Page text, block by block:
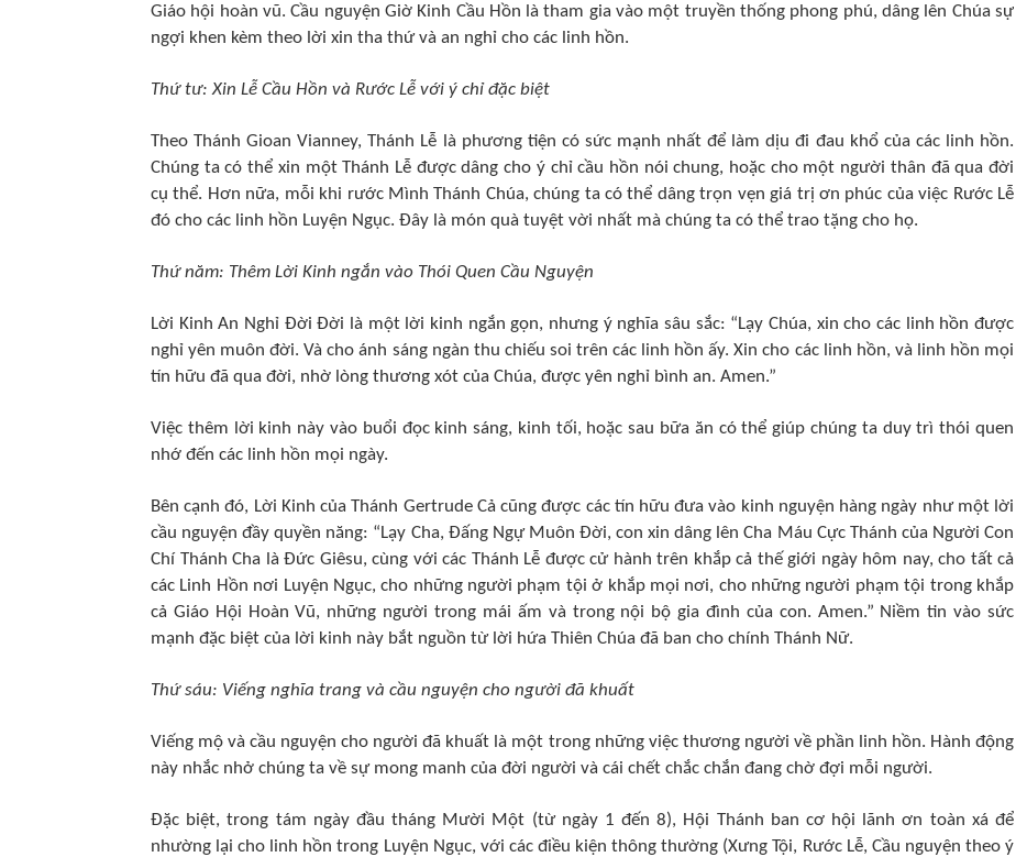
Giáo hội hoàn vũ. Cầu nguyện Giờ Kinh Cầu Hồn là tham gia vào một truyền thống phong phú, dâng lên Chúa sự
ngợi khen kèm theo lời xin tha thứ và an nghỉ cho các linh hồn.
Thứ tư: Xin Lễ Cầu Hồn và Rước Lễ với ý chỉ đặc biệt
Theo Thánh Gioan Vianney, Thánh Lễ là phương tiện có sức mạnh nhất để làm dịu đi đau khổ của các linh hồn.
Chúng ta có thể xin một Thánh Lễ được dâng cho ý chỉ cầu hồn nói chung, hoặc cho một người thân đã qua đời
cụ thể. Hơn nữa, mỗi khi rước Mình Thánh Chúa, chúng ta có thể dâng trọn vẹn giá trị ơn phúc của việc Rước Lễ
đó cho các linh hồn Luyện Ngục. Đây là món quà tuyệt vời nhất mà chúng ta có thể trao tặng cho họ.
Thứ năm: Thêm Lời Kinh ngắn vào Thói Quen Cầu Nguyện
Lời Kinh An Nghỉ Đời Đời là một lời kinh ngắn gọn, nhưng ý nghĩa sâu sắc: “Lạy Chúa, xin cho các linh hồn được
nghỉ yên muôn đời. Và cho ánh sáng ngàn thu chiếu soi trên các linh hồn ấy. Xin cho các linh hồn, và linh hồn mọi
tín hữu đã qua đời, nhờ lòng thương xót của Chúa, được yên nghỉ bình an. Amen.”
Việc thêm lời kinh này vào buổi đọc kinh sáng, kinh tối, hoặc sau bữa ăn có thể giúp chúng ta duy trì thói quen
nhớ đến các linh hồn mọi ngày.
Bên cạnh đó, Lời Kinh của Thánh Gertrude Cả cũng được các tín hữu đưa vào kinh nguyện hàng ngày như một lời
cầu nguyện đầy quyền năng: “Lạy Cha, Đấng Ngự Muôn Đời, con xin dâng lên Cha Máu Cực Thánh của Người Con
Chí Thánh Cha là Đức Giêsu, cùng với các Thánh Lễ được cử hành trên khắp cả thế giới ngày hôm nay, cho tất cả
các Linh Hồn nơi Luyện Ngục, cho những người phạm tội ở khắp mọi nơi, cho những người phạm tội trong khắp
cả Giáo Hội Hoàn Vũ, những người trong mái ấm và trong nội bộ gia đình của con. Amen.” Niềm tin vào sức
mạnh đặc biệt của lời kinh này bắt nguồn từ lời hứa Thiên Chúa đã ban cho chính Thánh Nữ.
Thứ sáu: Viếng nghĩa trang và cầu nguyện cho người đã khuất
Viếng mộ và cầu nguyện cho người đã khuất là một trong những việc thương người về phần linh hồn. Hành động
này nhắc nhở chúng ta về sự mong manh của đời người và cái chết chắc chắn đang chờ đợi mỗi người.
Đặc biệt, trong tám ngày đầu tháng Mười Một (từ ngày 1 đến 8), Hội Thánh ban cơ hội lãnh ơn toàn xá để
nhường lại cho linh hồn trong Luyện Ngục, với các điều kiện thông thường (Xưng Tội, Rước Lễ, Cầu nguyện theo ý